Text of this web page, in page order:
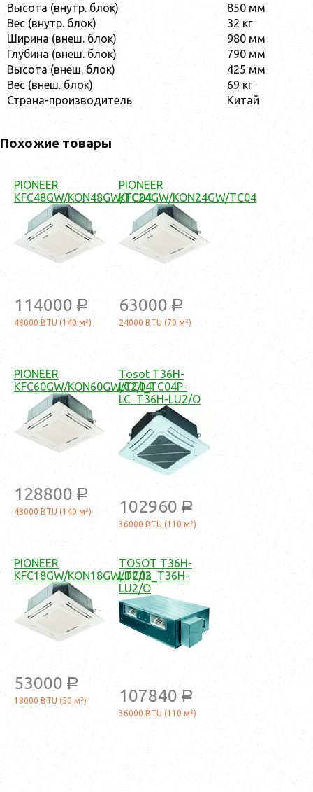
Высота (внутр. блок)
850 мм
Вес (внутр. блок)
32 кг
Ширина (внеш. блок)
980 мм
Глубина (внеш. блок)
790 мм
Высота (внеш. блок)
425 мм
Вес (внеш. блок)
69 кг
Страна-производитель
Китай
Похожие товары
PIONEER
KFC48GW/KON48GW/TC04
114000 a
48000 BTU (140 м²)
PIONEER
KFC24GW/KON24GW/TC04
63000 a
24000 BTU (70 м²)
PIONEER
KFC60GW/KON60GW/TC04
128800 a
48000 BTU (140 м²)
Tosot T36H-
LC2/I_TC04P-
LC_T36H-LU2/O
102960 a
36000 BTU (110 м²)
PIONEER
KFC18GW/KON18GW/TC03
53000 a
18000 BTU (50 м²)
TOSOT T36H-
LD2/I2_T36H-
LU2/O
107840 a
36000 BTU (110 м²)